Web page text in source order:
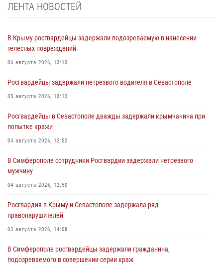
ЛЕНТА НОВОСТЕЙ
В Крыму росгвардейцы задержали подозреваемую в нанесении
телесных повреждений
06 августа 2026, 13:13
Росгвардейцы задержали нетрезвого водителя в Севастополе
05 августа 2026, 13:13
Росгвардейцы в Севастополе дважды задержали крымчанина при
попытке кражи
04 августа 2026, 12:52
В Симферополе сотрудники Росгвардии задержали нетрезвого
мужчину
04 августа 2026, 12:50
Росгвардия в Крыму и Севастополе задержала ряд
правонарушителей
03 августа 2026, 14:08
В Симферополе росгвардейцы задержали гражданина,
подозреваемого в совершении серии краж